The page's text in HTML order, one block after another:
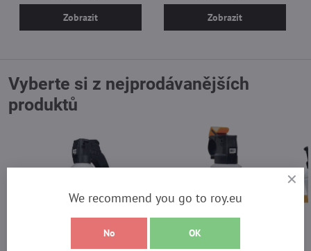
Zobrazit Zobrazit
Vyberte si z nejprodávanějších
produktů
We recommend you go to roy.eu
No OK